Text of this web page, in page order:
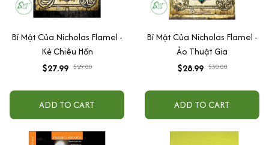
Bí Mật Của Nicholas Flamel -
Kẻ Chiêu Hồn
$27.99 $29.00
ADD TO CART
Bí Mật Của Nicholas Flamel -
Ảo Thuật Gia
$28.99 $30.00
ADD TO CART